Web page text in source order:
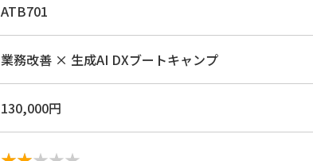
ATB701
業務改善 × 生成AI DXブートキャンプ
130,000円